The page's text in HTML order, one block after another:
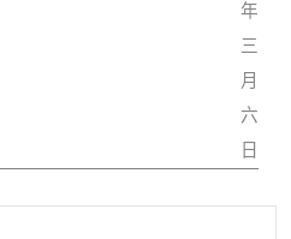
年
三
月
六
日